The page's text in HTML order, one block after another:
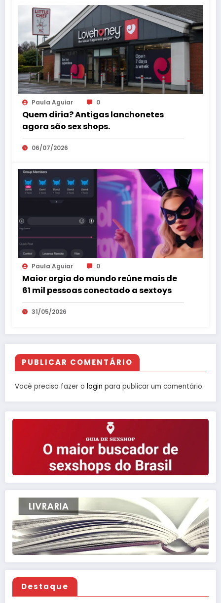
Paula Aguiar 0
Quem diria? Antigas lanchonetes
agora são sex shops.
06/07/2026
Paula Aguiar 0
Maior orgia do mundo reúne mais de
61 mil pessoas conectado a sextoys
31/05/2026
PUBLICAR COMENTÁRIO
Você precisa fazer o login para publicar um comentário.
Destaque